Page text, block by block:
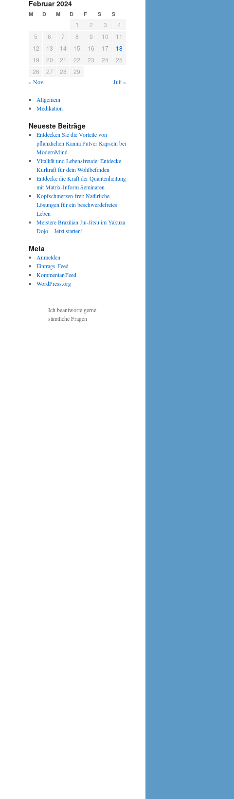
Februar 2024
M D M D F S S
1 2 3
4
5
6 7 8 9 10
11
12
13 14 15 16 17
18
19
20 21 22 23 24
25
26
27 28 29
« Nov. Juli »
Allgemein
Medikation
Neueste Beiträge
Entdecken Sie die Vorteile von
pflanzlichen Kanna Pulver Kapseln bei
ModernMind
Vitalität und Lebensfreude: Entdecke
Kurkraft für dein Wohlbefinden
Entdecke die Kraft der Quantenheilung
mit Matrix-Inform Seminaren
Kopfschmerzen-frei: Natürliche
Lösungen für ein beschwerdefreies
Leben
Meistere Brazilian Jiu-Jitsu im Yakuza
Dojo – Jetzt starten!
Meta
Anmelden
Eintrags-Feed
Kommentar-Feed
WordPress.org
Ich beantworte gerne
sämtliche Fragen